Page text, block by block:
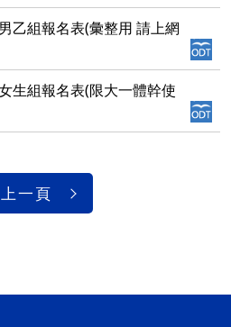
乙組報名表(彙整用 請上網
生組報名表(限大一體幹使
一頁